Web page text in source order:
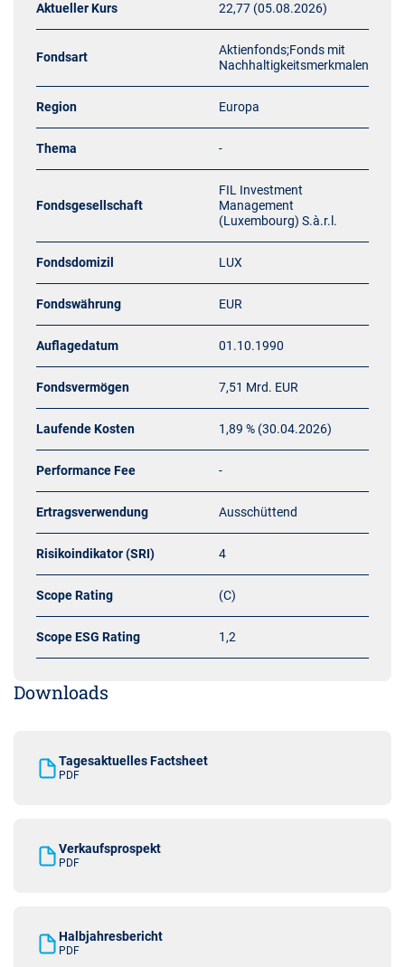
Aktueller Kurs 22,77 (05.08.2026)
Fondsart
Aktienfonds;Fonds mit
Nachhaltigkeitsmerkmalen
Region Europa
Thema -
Fondsgesellschaft
FIL Investment
Management
(Luxembourg) S.à.r.l.
Fondsdomizil LUX
Fondswährung EUR
Auflagedatum 01.10.1990
Fondsvermögen 7,51 Mrd. EUR
Laufende Kosten 1,89 % (30.04.2026)
Performance Fee -
Ertragsverwendung Ausschüttend
Risikoindikator (SRI) 4
Scope Rating (C)
Scope ESG Rating 1,2
Downloads
Tagesaktuelles Factsheet
PDF
Verkaufsprospekt
PDF
Halbjahresbericht
PDF